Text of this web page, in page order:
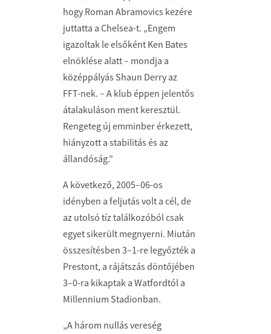
hogy Roman Abramovics kezére
juttatta a Chelsea-t. „Engem
igazoltak le elsőként Ken Bates
elnöklése alatt – mondja a
középpályás Shaun Derry az
FFT-nek. – A klub éppen jelentős
átalakuláson ment keresztül.
Rengeteg új emminber érkezett,
hiányzott a stabilitás és az
állandóság.”
A következő, 2005–06-os
idényben a feljutás volt a cél, de
az utolsó tíz találkozóból csak
egyet sikerült megnyerni. Miután
összesítésben 3–1-re legyőzték a
Prestont, a rájátszás döntőjében
3–0-ra kikaptak a Watfordtól a
Millennium Stadionban.
„A három nullás vereség